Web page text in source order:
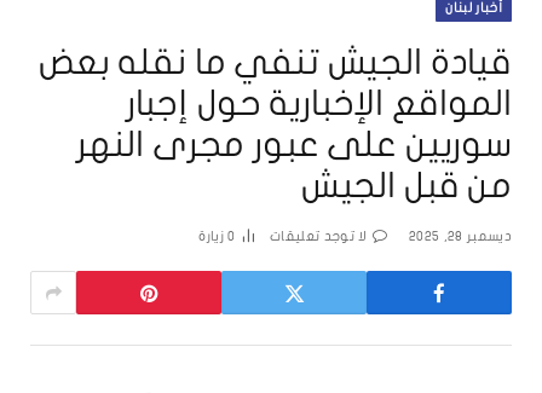
أخبار لبنان
قيادة الجيش تنفي ما نقله بعض
المواقع الإخبارية حول إجبار
سوريين على عبور مجرى النهر
من قبل الجيش
ديسمبر 28, 2025 لا توجد تعليقات 0 زيارة